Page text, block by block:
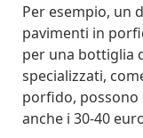
Per esempio, un
pavimenti in
per una bottiglia
specializzati,
porfido,
anche i 30-40